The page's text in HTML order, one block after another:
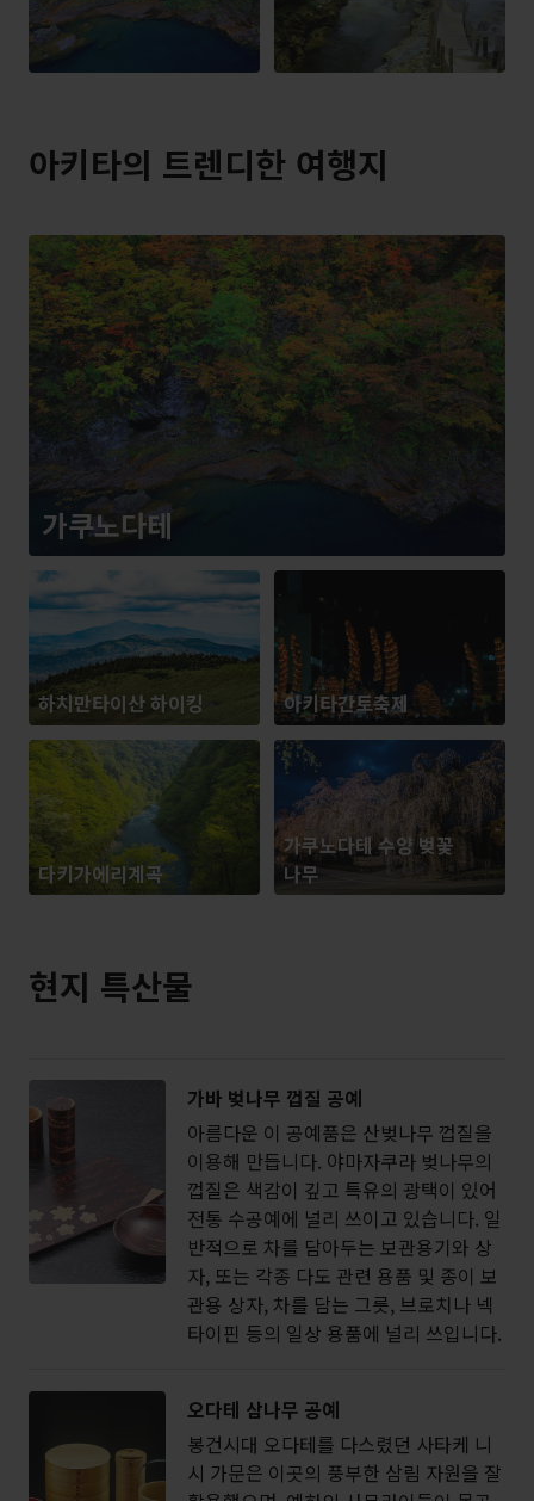
아키타의 트렌디한 여행지
가쿠노다테
하치만타이산 하이킹 아키타간토축제
다키가에리계곡
가쿠노다테 수양 벚꽃
나무
현지 특산물
가바 벚나무 껍질 공예
아름다운 이 공예품은 산벚나무 껍질을
이용해 만듭니다. 야마자쿠라 벚나무의
껍질은 색감이 깊고 특유의 광택이 있어
전통 수공예에 널리 쓰이고 있습니다. 일
반적으로 차를 담아두는 보관용기와 상
자, 또는 각종 다도 관련 용품 및 종이 보
관용 상자, 차를 담는 그릇, 브로치나 넥
타이핀 등의 일상 용품에 널리 쓰입니다.
오다테 삼나무 공예
봉건시대 오다테를 다스렸던 사타케 니
시 가문은 이곳의 풍부한 삼림 자원을 잘